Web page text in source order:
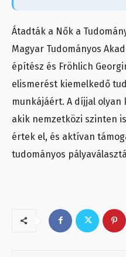
Átadták a Nők a
Magyar Tudományos
építész és Fröhlich
elismerést kiemelkedő
munkájáért. A díjjal
akik nemzetközi szinten
értek el, és aktívan
tudományos